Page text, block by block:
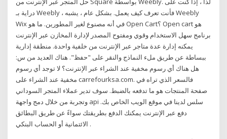
دراية بـ Weebly ، فأنت تعرف كيف يعمل. بشكل عام ، يشبه Weebly
Wix في أنه مصنوع لغير المطورين. ما هو Open Cart؟ Open cart هو
برنامج سهل الاستخدام وقوي ومفتوح المصدر لإدارة المخازن عبر الإنترنت
يمكنه إدارة عدة متاجر عبر الإنترنت من خلفية واحدة. منطقة إدارية
ببساطة عن طريق ملء النماذج والنقر على "حفظ". هناك العديد من س:
هل هناك أي رسوم مخفية عند الشراء عبر الإنترنت؟ لا توجد أي رسوم
مخفية عند الشراء على carrefourksa.com. فالسعر الذي تراه في
صفحة المنتجات هو ما تدفعه بالضبط. سوف تدير عملاء المتجر السوداني
وتجربة من خلال دمج واجهة api سلس لدينا في موقع الويب الخاص بك.
دفع عبر الإنترنت يمكنك الدفع بطريقتك سواءً عن طريق البطائق
الائتمانية أو الحساب البنكي .